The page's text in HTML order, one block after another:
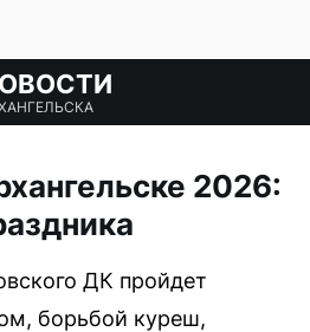
2026:
ДК пройдет
борьбой куреш,